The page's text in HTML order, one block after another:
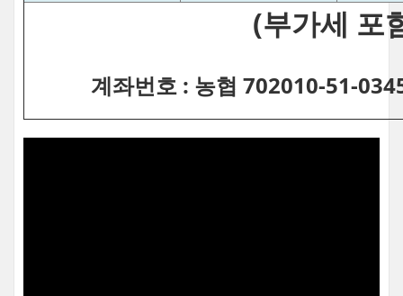
(부가세 포
계좌번호 : 농협 702010-51-